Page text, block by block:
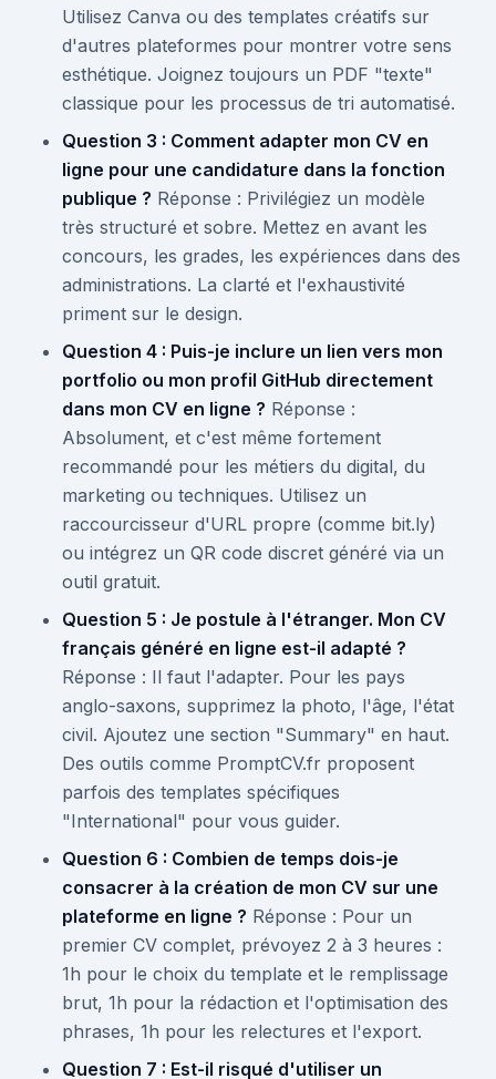
Utilisez Canva ou des templates créatifs sur
d'autres plateformes pour montrer votre sens
esthétique. Joignez toujours un PDF "texte"
classique pour les processus de tri automatisé.
Question 3 : Comment adapter mon CV en
ligne pour une candidature dans la fonction
publique ? Réponse : Privilégiez un modèle
très structuré et sobre. Mettez en avant les
concours, les grades, les expériences dans des
administrations. La clarté et l'exhaustivité
priment sur le design.
Question 4 : Puis-je inclure un lien vers mon
portfolio ou mon profil GitHub directement
dans mon CV en ligne ? Réponse :
Absolument, et c'est même fortement
recommandé pour les métiers du digital, du
marketing ou techniques. Utilisez un
raccourcisseur d'URL propre (comme bit.ly)
ou intégrez un QR code discret généré via un
outil gratuit.
Question 5 : Je postule à l'étranger. Mon CV
français généré en ligne est-il adapté ?
Réponse : Il faut l'adapter. Pour les pays
anglo-saxons, supprimez la photo, l'âge, l'état
civil. Ajoutez une section "Summary" en haut.
Des outils comme PromptCV.fr proposent
parfois des templates spécifiques
"International" pour vous guider.
Question 6 : Combien de temps dois-je
consacrer à la création de mon CV sur une
plateforme en ligne ? Réponse : Pour un
premier CV complet, prévoyez 2 à 3 heures :
1h pour le choix du template et le remplissage
brut, 1h pour la rédaction et l'optimisation des
phrases, 1h pour les relectures et l'export.
Question 7 : Est-il risqué d'utiliser un